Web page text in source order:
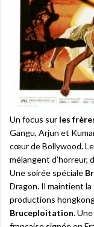
Un focus sur les
Gangu, Arjun et
cœur de Bollywood.
mélangent d’horreur,
Une soirée spéciale
Dragon. Il maintient
productions
Bruceploitation.